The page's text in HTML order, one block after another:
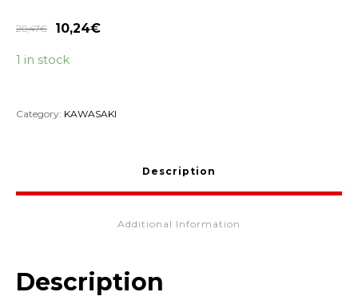
20,47€ 10,24€
1 in stock
Category: KAWASAKI
Description
Additional Information
Description